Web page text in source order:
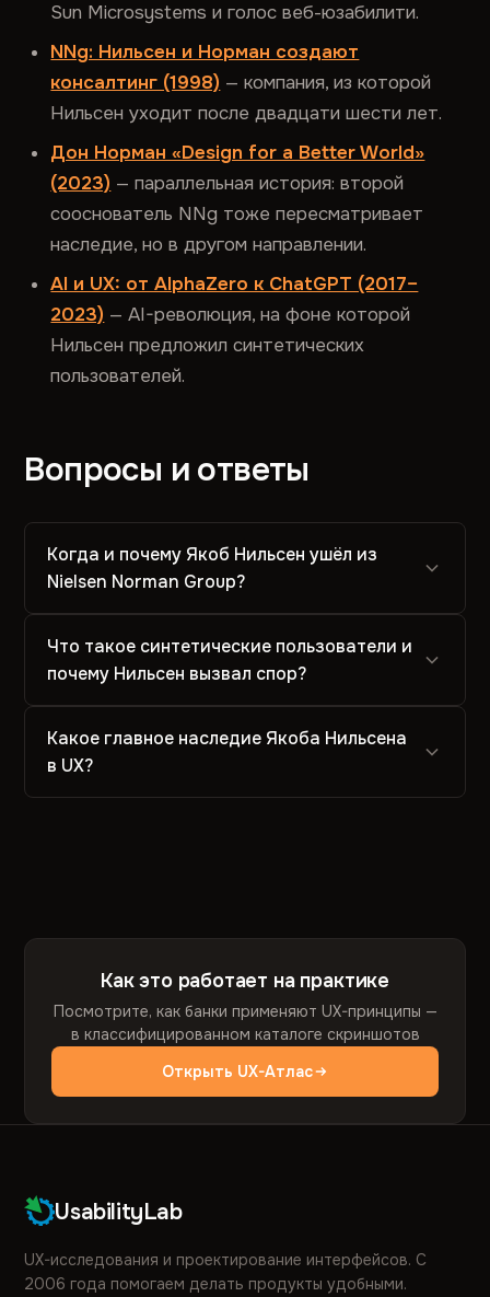
Sun Microsystems и голос веб-юзабилити.
NNg: Нильсен и Норман создают
консалтинг (1998) — компания, из которой
Нильсен уходит после двадцати шести лет.
Дон Норман «Design for a Better World»
(2023) — параллельная история: второй
сооснователь NNg тоже пересматривает
наследие, но в другом направлении.
AI и UX: от AlphaZero к ChatGPT (2017–
2023) — AI-революция, на фоне которой
Нильсен предложил синтетических
пользователей.
Вопросы и ответы
Когда и почему Якоб Нильсен ушёл из
Nielsen Norman Group?
Что такое синтетические пользователи и
почему Нильсен вызвал спор?
Какое главное наследие Якоба Нильсена
в UX?
Как это работает на практике
Посмотрите, как банки применяют UX-принципы —
в классифицированном каталоге скриншотов
Открыть UX-Атлас
UsabilityLab
UX-исследования и проектирование интерфейсов. С
2006 года помогаем делать продукты удобными.